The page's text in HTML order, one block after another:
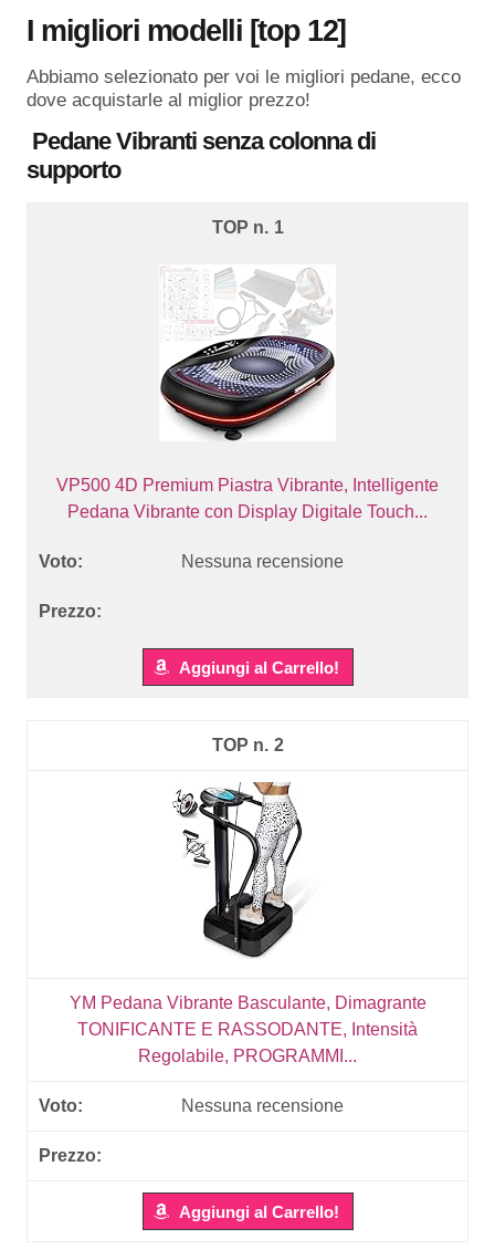
I migliori modelli [top 12]
Abbiamo selezionato per voi le migliori pedane, ecco
dove acquistarle al miglior prezzo!
Pedane Vibranti senza colonna di
supporto
1
VP500 4D Premium Piastra Vibrante, Intelligente
Pedana Vibrante con Display Digitale Touch...
Nessuna recensione
Aggiungi al Carrello!
2
YM Pedana Vibrante Basculante, Dimagrante
TONIFICANTE E RASSODANTE, Intensità
Regolabile, PROGRAMMI...
Nessuna recensione
Aggiungi al Carrello!